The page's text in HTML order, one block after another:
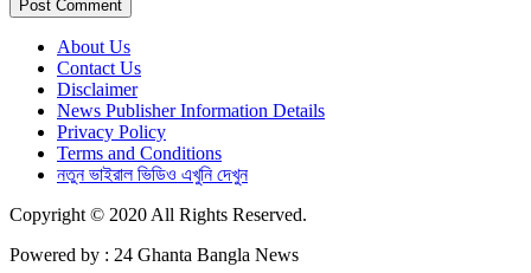
About Us
Contact Us
Disclaimer
News Publisher Information Details
Privacy Policy
Terms and Conditions
নতুন ভাইরাল ভিডিও এখুনি দেখুন
Copyright © 2020 All Rights Reserved.
Powered by : 24 Ghanta Bangla News